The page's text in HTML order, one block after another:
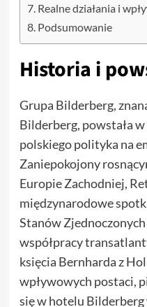
Realne działania i
Podsumowanie
Historia i
Grupa Bilderberg,
Bilderberg, powstała
polskiego polityka na
Zaniepokojony
Europie Zachodniej,
międzynarodowe
Stanów
współpracy
księcia Bernharda z
wpływowych postaci,
się w hotelu